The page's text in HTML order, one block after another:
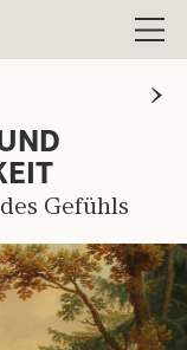
Gefühls